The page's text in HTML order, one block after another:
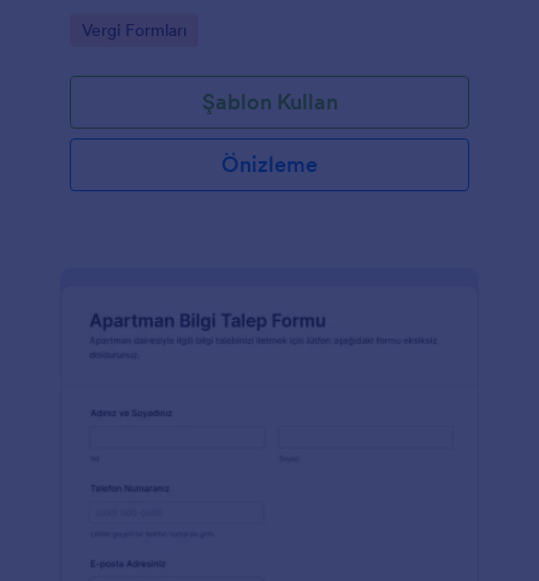
Go to Category:
Vergi Formları
Şablon Kullan
Önizleme